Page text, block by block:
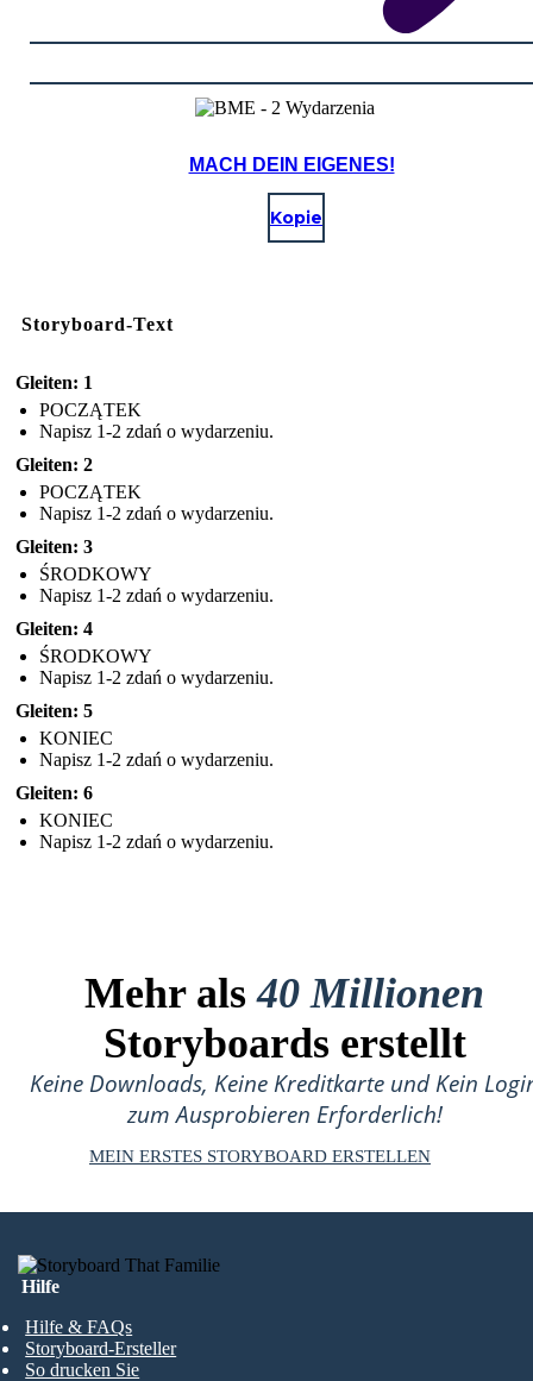
MACH DEIN EIGENES!
Kopie
Storyboard-Text
Gleiten: 1
POCZĄTEK
Napisz 1-2 zdań o wydarzeniu.
Gleiten: 2
POCZĄTEK
Napisz 1-2 zdań o wydarzeniu.
Gleiten: 3
ŚRODKOWY
Napisz 1-2 zdań o wydarzeniu.
Gleiten: 4
ŚRODKOWY
Napisz 1-2 zdań o wydarzeniu.
Gleiten: 5
KONIEC
Napisz 1-2 zdań o wydarzeniu.
Gleiten: 6
KONIEC
Napisz 1-2 zdań o wydarzeniu.
Mehr als40 Millionen
Storyboards erstellt
Keine Downloads, Keine Kreditkarte und Kein
zum Ausprobieren Erforderlich!
MEIN ERSTES STORYBOARD ERSTELLEN
Hilfe
Hilfe & FAQs
Storyboard-Ersteller
So drucken Sie